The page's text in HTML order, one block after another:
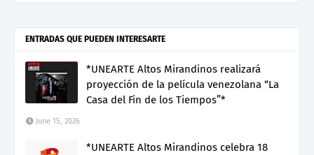
ENTRADAS QUE PUEDEN INTERESARTE
*UNEARTE Altos Mirandinos realizará
proyección de la película venezolana “La
Casa del Fin de los Tiempos”*
June 15, 2026
*UNEARTE Altos Mirandinos celebra 18